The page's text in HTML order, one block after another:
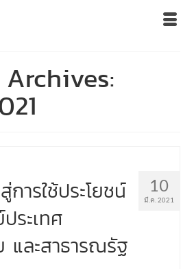
10
มี.ค. 2021
ารใช้ประโยชน์
ระเทศ
และสาธารณรัฐ